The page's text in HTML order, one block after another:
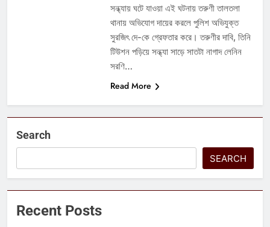
সন্ধ্যায় ঘটে যাওয়া এই ঘটনায় তরুণী তালতলা
থানায় অভিযোগ দায়ের করলে পুলিশ অভিযুক্ত
সুরজিৎ দে-কে গ্রেফতার করে। তরুণীর দাবি, তিনি
টিউশন পড়িয়ে সন্ধ্যা সাড়ে সাতটা নাগাদ লেনিন
সরণি…
Read More
Search
SEARCH
Recent Posts